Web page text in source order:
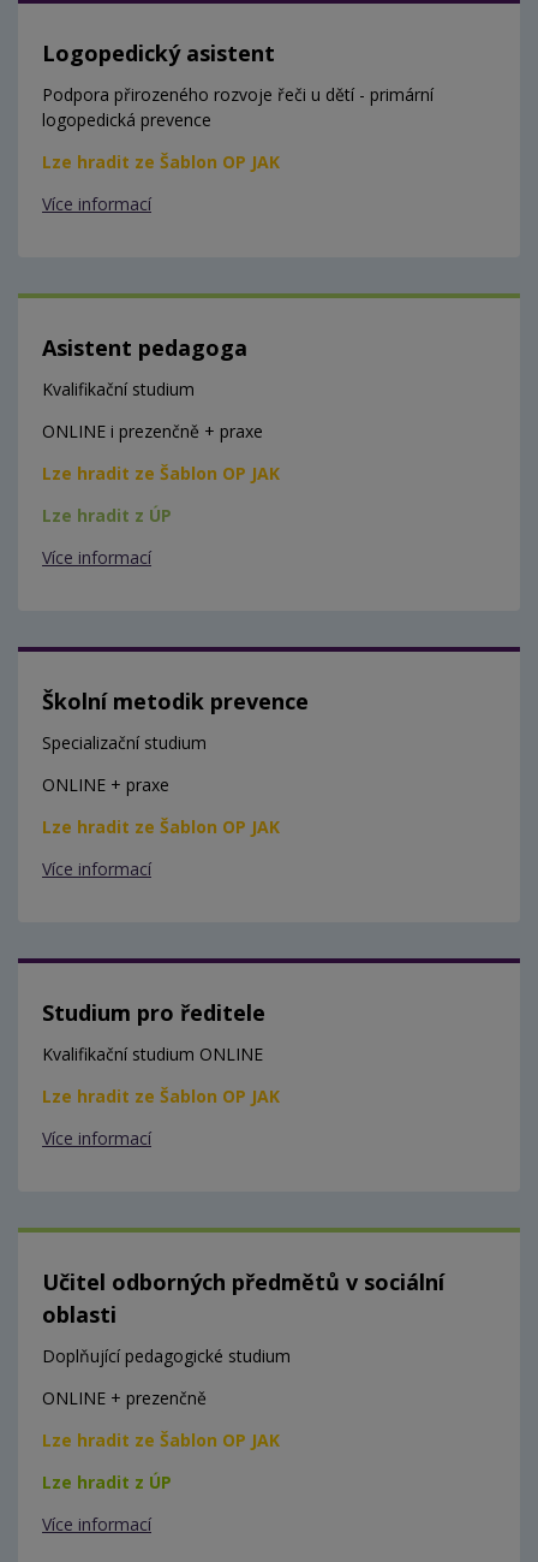
Logopedický asistent
Podpora přirozeného rozvoje řeči u dětí - primární
logopedická prevence
Lze hradit ze Šablon OP JAK
Více informací
Asistent pedagoga
Kvalifikační studium
ONLINE i prezenčně + praxe
Lze hradit ze Šablon OP JAK
Lze hradit z ÚP
Více informací
Školní metodik prevence
Specializační studium
ONLINE + praxe
Lze hradit ze Šablon OP JAK
Více informací
Studium pro ředitele
Kvalifikační studium ONLINE
Lze hradit ze Šablon OP JAK
Více informací
Učitel odborných předmětů v sociální
oblasti
Doplňující pedagogické studium
ONLINE + prezenčně
Lze hradit ze Šablon OP JAK
Lze hradit z ÚP
Více informací